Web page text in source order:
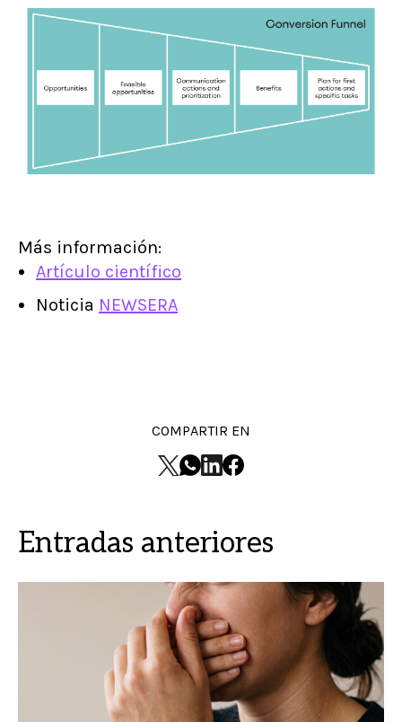
Más información:
Artículo científico
Noticia NEWSERA
COMPARTIR EN
Entradas anteriores